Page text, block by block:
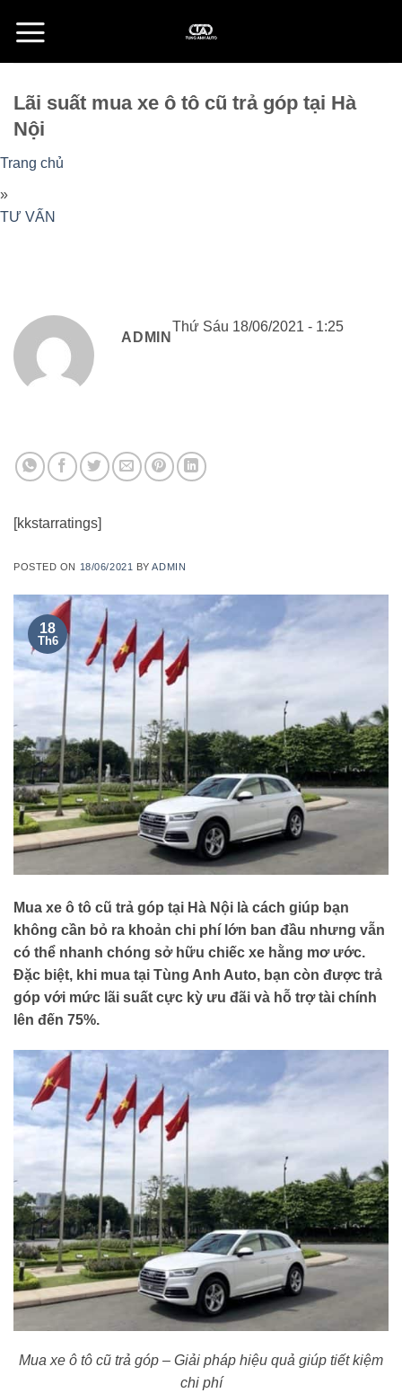
Lãi suất mua xe ô tô cũ trả góp tại Hà
Nội
Trang chủ
»
TƯ VẤN
ADMIN
Thứ Sáu 18/06/2021 - 1:25
[kkstarratings]
POSTED ON 18/06/2021 BYADMIN
18
Th6
Mua xe ô tô cũ trả góp tại Hà Nội là cách giúp bạn
không cần bỏ ra khoản chi phí lớn ban đầu nhưng vẫn
có thể nhanh chóng sở hữu chiếc xe hằng mơ ước.
Đặc biệt, khi mua tại Tùng Anh Auto, bạn còn được trả
góp với mức lãi suất cực kỳ ưu đãi và hỗ trợ tài chính
lên đến 75%.
Mua xe ô tô cũ trả góp – Giải pháp hiệu quả giúp tiết kiệm
chi phí